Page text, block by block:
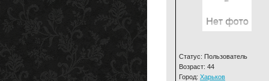
Статус: Пользователь
Возраст: 44
Город: Харьков